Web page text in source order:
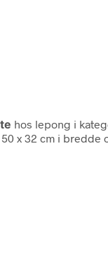
hos lepong i
x 32 cm i